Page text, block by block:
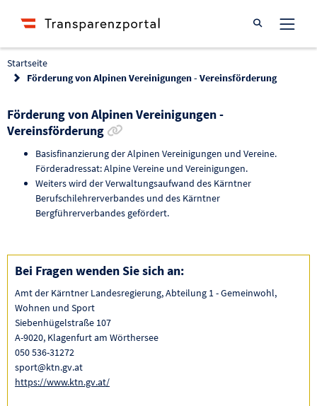
Suche öffnen
Startseite
Förderung von Alpinen Vereinigungen - Vereinsförderung
Förderung von Alpinen Vereinigungen -
Vereinsförderung
Basisfinanzierung der Alpinen Vereinigungen und Vereine.
Förderadressat: Alpine Vereine und Vereinigungen.
Weiters wird der Verwaltungsaufwand des Kärntner
Berufschilehrerverbandes und des Kärntner
Bergführerverbandes gefördert.
Bei Fragen wenden Sie sich an:
Amt der Kärntner Landesregierung, Abteilung 1 - Gemeinwohl,
Wohnen und Sport
Siebenhügelstraße 107
A-9020, Klagenfurt am Wörthersee
050 536-31272
sport@ktn.gv.at
https://www.ktn.gv.at/